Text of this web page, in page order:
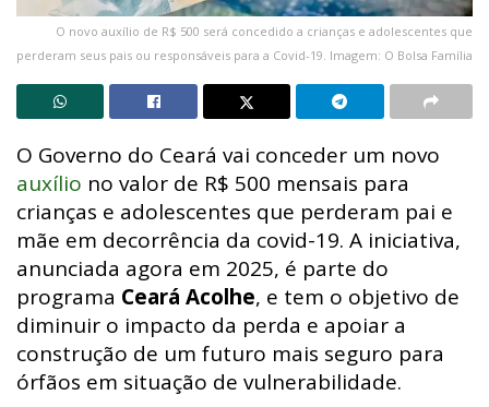
O novo auxílio de R$ 500 será concedido a crianças e adolescentes que
perderam seus pais ou responsáveis para a Covid-19. Imagem: O Bolsa Família
O Governo do Ceará vai conceder um novo
auxílio no valor de R$ 500 mensais para
crianças e adolescentes que perderam pai e
mãe em decorrência da covid-19. A iniciativa,
anunciada agora em 2025, é parte do
programa Ceará Acolhe, e tem o objetivo de
diminuir o impacto da perda e apoiar a
construção de um futuro mais seguro para
órfãos em situação de vulnerabilidade.